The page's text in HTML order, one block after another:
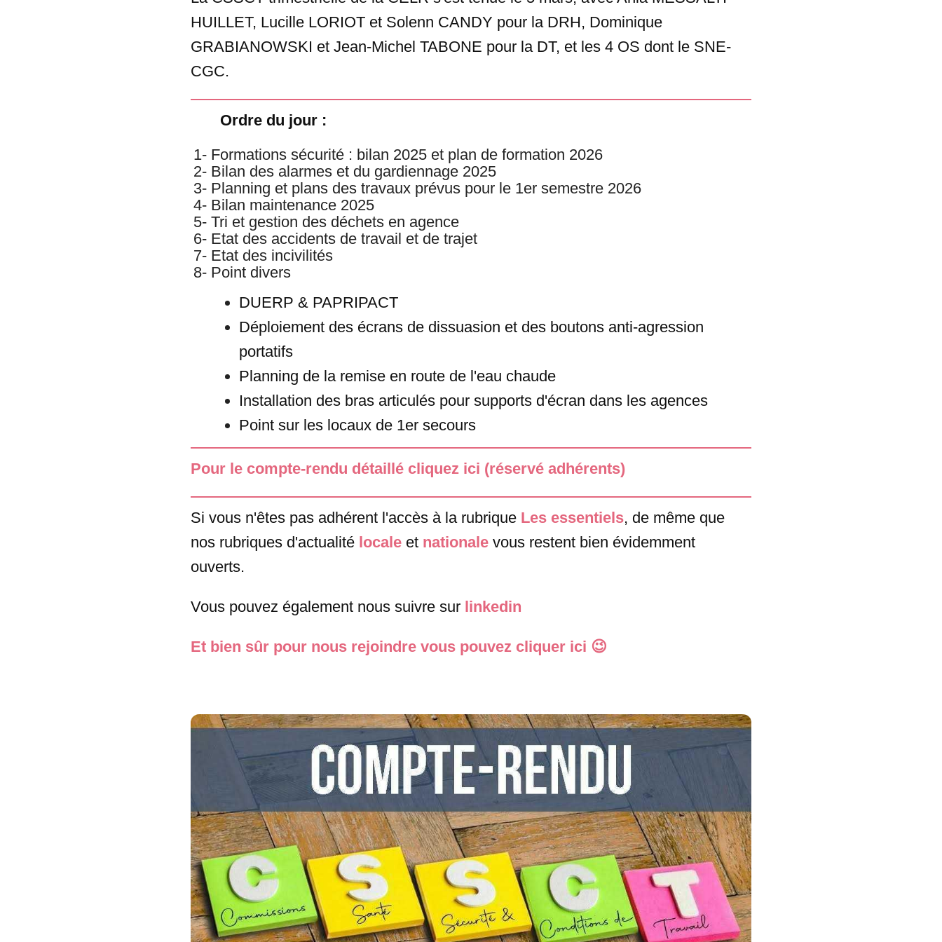
HUILLET, Lucille LORIOT et Solenn CANDY pour la DRH, Dominique
GRABIANOWSKI et Jean-Michel TABONE pour la DT, et les 4 OS dont le SNE-
CGC.
Ordre du jour :
1- Formations sécurité : bilan 2025 et plan de formation 2026
2- Bilan des alarmes et du gardiennage 2025
3- Planning et plans des travaux prévus pour le 1er semestre 2026
4- Bilan maintenance 2025
5- Tri et gestion des déchets en agence
6- Etat des accidents de travail et de trajet
7- Etat des incivilités
8- Point divers
DUERP & PAPRIPACT
Déploiement des écrans de dissuasion et des boutons anti-agression
portatifs
Planning de la remise en route de l'eau chaude
Installation des bras articulés pour supports d'écran dans les agences
Point sur les locaux de 1er secours
Pour le compte-rendu détaillé cliquez ici (réservé adhérents)
Si vous n'êtes pas adhérent l'accès à la rubrique Les essentiels, de même que
nos rubriques d'actualité locale et nationale vous restent bien évidemment
ouverts.
Vous pouvez également nous suivre sur linkedin
Et bien sûr pour nous rejoindre vous pouvez cliquer ici 😉